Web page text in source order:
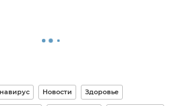
Новости Здоровье